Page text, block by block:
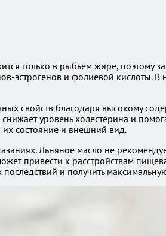
только в рыбьем жире, поэтому
эстрогенов и фолиевой кислоты.
свойств благодаря высокому
уровень холестерина и
состояние и внешний вид.
Льняное масло не
привести к расстройствам
и получить